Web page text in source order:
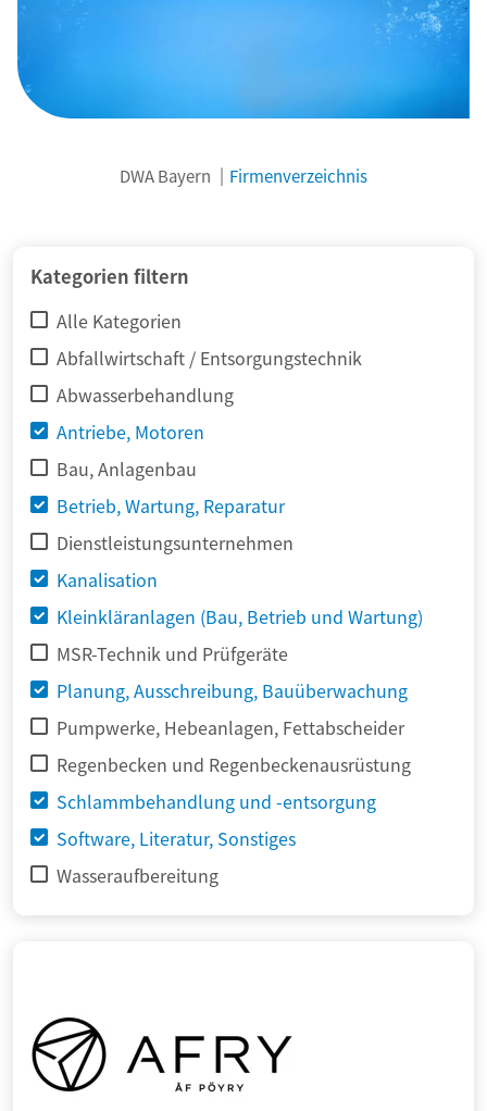
DWA Bayern Firmenverzeichnis
Kategorien filtern
Alle Kategorien
Abfallwirtschaft / Entsorgungstechnik
Abwasserbehandlung
Antriebe, Motoren
Bau, Anlagenbau
Betrieb, Wartung, Reparatur
Dienstleistungsunternehmen
Kanalisation
Kleinkläranlagen (Bau, Betrieb und Wartung)
MSR-Technik und Prüfgeräte
Planung, Ausschreibung, Bauüberwachung
Pumpwerke, Hebeanlagen, Fettabscheider
Regenbecken und Regenbeckenausrüstung
Schlammbehandlung und -entsorgung
Software, Literatur, Sonstiges
Wasseraufbereitung